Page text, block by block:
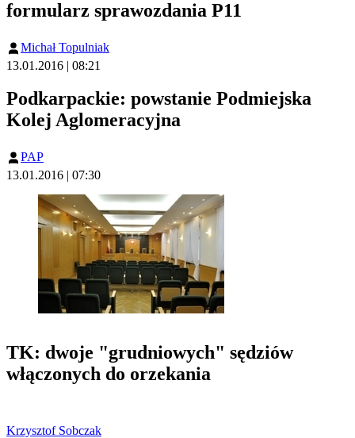
formularz sprawozdania P11
Michał Topulniak
13.01.2016 | 08:21
Podkarpackie: powstanie Podmiejska
Kolej Aglomeracyjna
PAP
13.01.2016 | 07:30
TK: dwoje "grudniowych" sędziów
włączonych do orzekania
Krzysztof Sobczak